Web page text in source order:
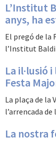
L’Institut
anys, ha
El pregó de la
l’Institut
La il·lusió
Festa
La plaça de la
l’arrencada
La nostra